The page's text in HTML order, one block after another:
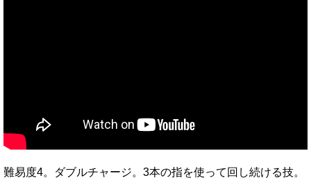
難易度4。ダブルチャージ。3本の指を使って回し続ける技。